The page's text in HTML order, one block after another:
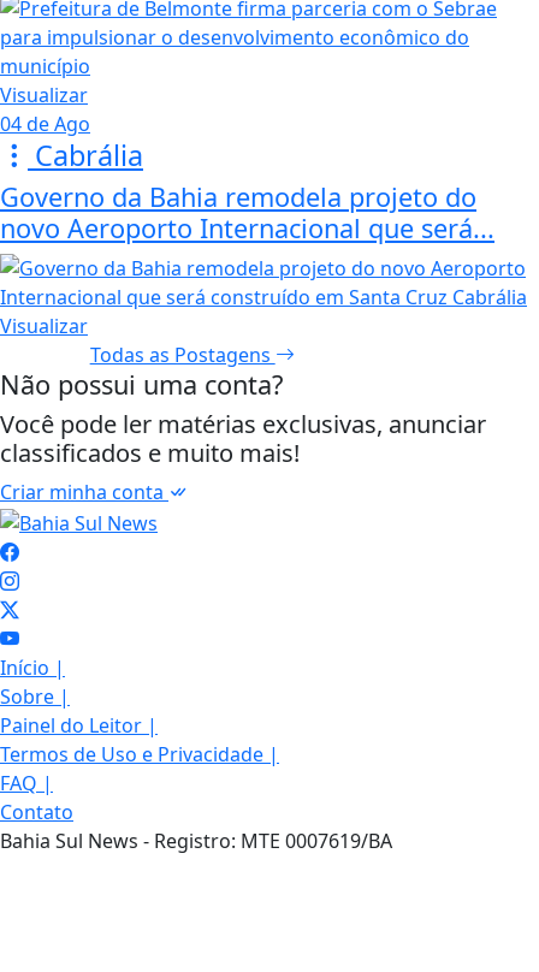
Visualizar
04 de Ago
Cabrália
Governo da Bahia remodela projeto do
novo Aeroporto Internacional que será...
Visualizar
Todas as Postagens
Não possui uma conta?
Você pode ler matérias exclusivas, anunciar
classificados e muito mais!
Criar minha conta
Início |
Sobre |
Painel do Leitor |
Termos de Uso e Privacidade |
FAQ |
Contato
Bahia Sul News - Registro: MTE 0007619/BA
Termos de Uso e Privacidade
Esse site utiliza cookies para melhorar sua
experiência de navegação. Ao continuar o acesso,